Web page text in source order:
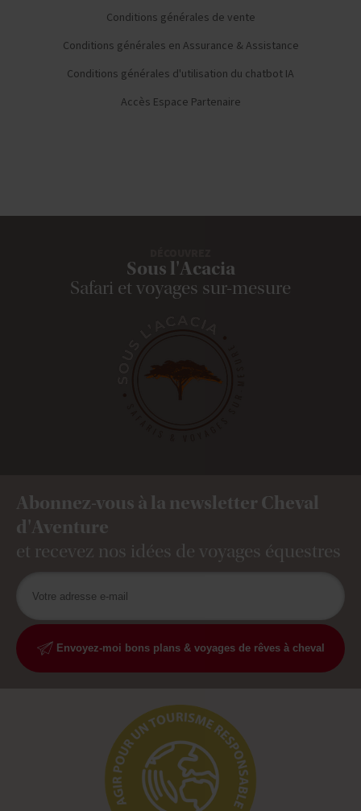
Conditions générales de vente
Conditions générales en Assurance & Assistance
Conditions générales d'utilisation du chatbot IA
Accès Espace Partenaire
Sous l'Acacia
Safari et voyages sur-mesure
Abonnez-vous à la newsletter Cheval
d'Aventure
et recevez nos idées de voyages équestres
Envoyez-moi bons plans & voyages de rêves à cheval